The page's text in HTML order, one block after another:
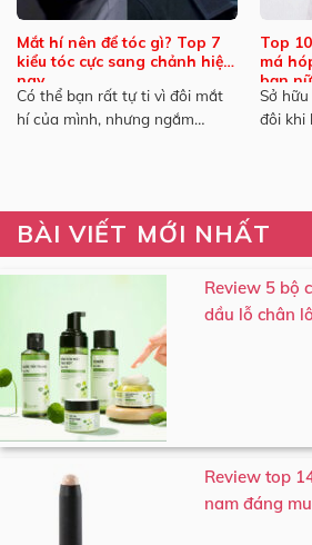
Mắt hí nên để tóc gì? Top 7
kiểu tóc cực sang chảnh hiện
nay
Có thể bạn rất tự ti vì đôi mắt
hí của mình, nhưng ngắm
Top
má
bạn nữ
Sở
đôi khi
BÀI VIẾT MỚI NHẤT
Review 5 bộ
dầu lỗ chân
Review top
nam đáng